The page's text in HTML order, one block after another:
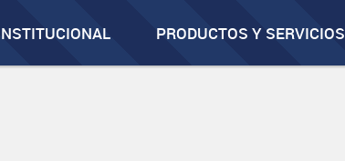
PRODUCTOS Y SERVICIOS